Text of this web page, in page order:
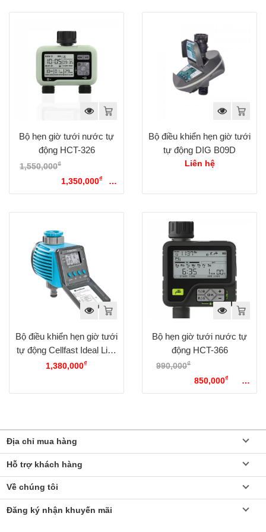
Bộ hẹn giờ tưới nước tự
động HCT-326
1,550,000₫
1,350,000₫
Giá
hiện tại là: 1,350,000₫.
Bộ điều khiển hẹn giờ tưới
tự động DIG B09D
Liên hệ
Bộ điều khiển hẹn giờ tưới
tự động Cellfast Ideal Line
Plus
1,380,000₫
Bộ hẹn giờ tưới nước tự
động HCT-366
990,000₫
990,000₫.850,000₫
hiện tại là: 850,000₫.
Địa chỉ mua hàng
Hỗ trợ khách hàng
Về chúng tôi
Đăng ký nhận khuyến mãi